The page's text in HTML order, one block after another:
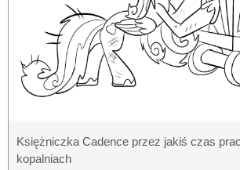
Księżniczka Cadence przez jakiś czas
kopalniach